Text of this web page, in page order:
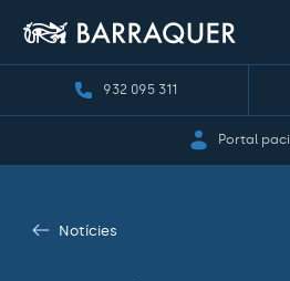
932 095 311
Portal
Notícies